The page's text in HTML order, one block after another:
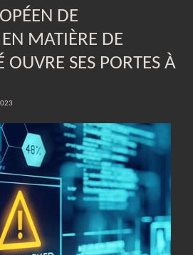
DE
MATIÈRE DE
OUVRE SES PORTES À